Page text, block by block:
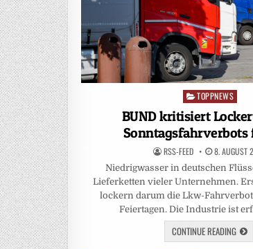
Posted
in
TOPPNEWS
BUND kritisiert
Sonntagsfahrverbots
RSS-FEED 8. AUGUST
Niedrigwasser in deutschen
Lieferketten vieler Unternehmen.
lockern darum die Lkw-
Feiertagen. Die Industrie ist
CONTINUE READING